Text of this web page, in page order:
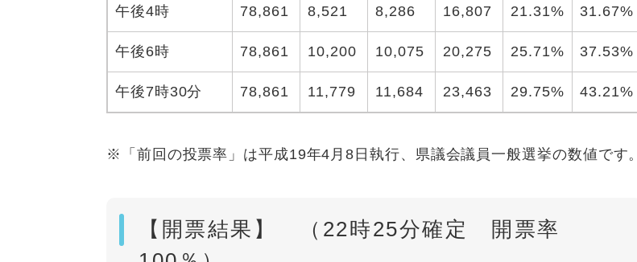
午後4時 78,861 8,521 8,286 16,807 21.31% 31.67%
午後6時 78,861 10,200 10,075 20,275 25.71% 37.53%
午後7時30分 78,861 11,779 11,684 23,463 29.75% 43.21%
※「前回の投票率」は平成19年4月8日執行、県議会議員一般選挙の数値です。
【開票結果】 （22時25分確定 開票率